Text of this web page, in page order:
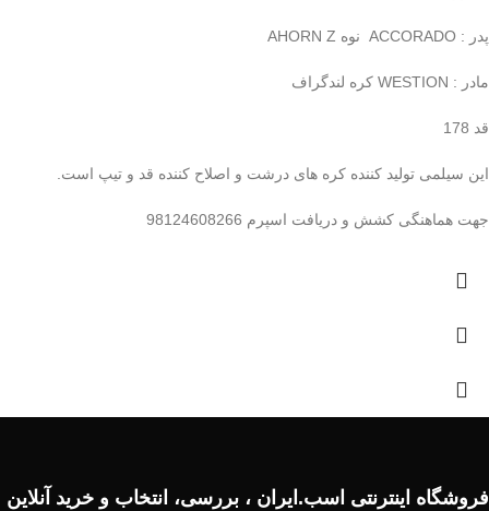
پدر : ACCORADO نوه AHORN Z
مادر : WESTION کره لندگراف
قد 178
این سیلمی تولید کننده کره های درشت و اصلاح کننده قد و تیپ است.
جهت هماهنگی کشش و دریافت اسپرم 98124608266
فروشگاه اینترنتی اسب.ایران ، بررسی، انتخاب و خرید آنلاین